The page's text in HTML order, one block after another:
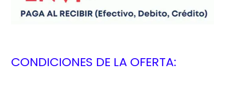
CONDICIONES DE LA OFERTA: